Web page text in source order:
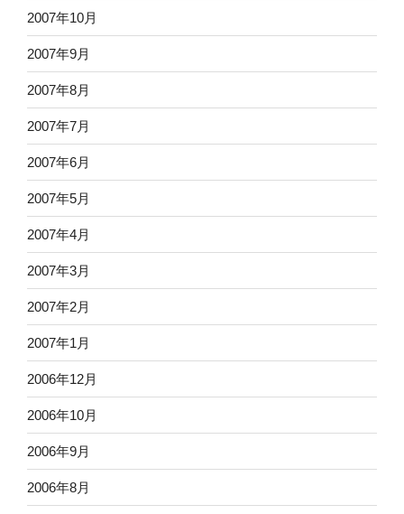
2007年10月
2007年9月
2007年8月
2007年7月
2007年6月
2007年5月
2007年4月
2007年3月
2007年2月
2007年1月
2006年12月
2006年10月
2006年9月
2006年8月